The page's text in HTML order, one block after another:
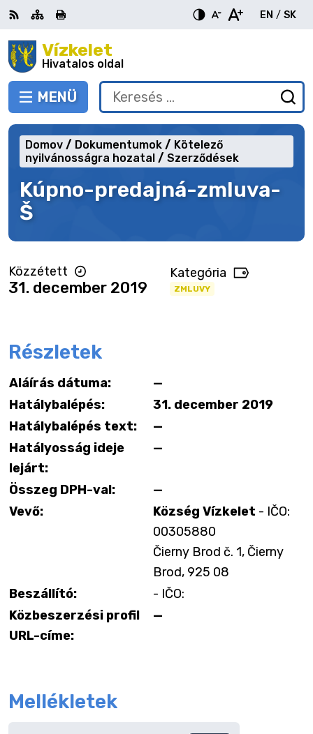
Ugrás
a
tartalomraVízkelet
Hivatalos oldal
VÁLTÁS
MENÜ
RSS Oldaltérkép
Nyomtatás
EN
English
/ SK
Keresés:
be
a
Kúpno-predajná-zmluva-
Š
Domov Dokumentumok
Kötelező
nyilvánosságra hozatal
Szerződések
Közzétett
31. december 2019
Kategória
ZMLUVY
Részletek
Aláírás dátuma:
—
Hatálybalépés:
31. december 2019
Hatálybalépés text:
—
Hatályosság ideje
lejárt:
—
Összeg DPH-val:
—
Vevő:
Község Vízkelet - IČO:
00305880
Čierny Brod č. 1, Čierny
Brod, 925 08
Beszállító:
- IČO:
Közbeszerzési profil
URL-címe:
—
Mellékletek